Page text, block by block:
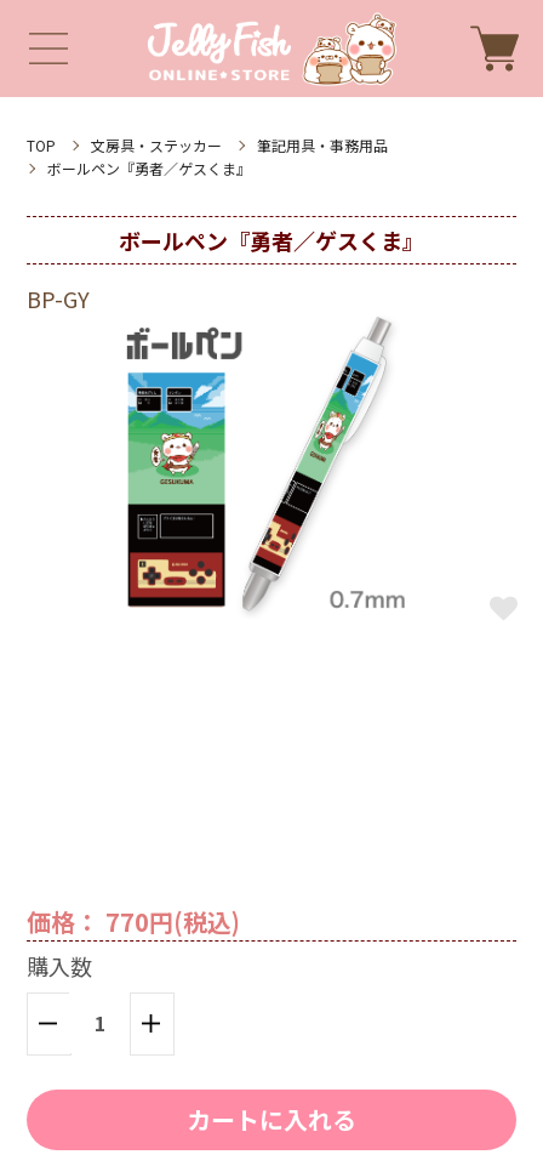
TOP 文房具・ステッカー
筆記用具・事務用品
ボールペン『勇者／ゲスくま』
ボールペン『勇者／ゲスくま』
BP-GY
価格： 770円(税込)
購入数
カートに入れる